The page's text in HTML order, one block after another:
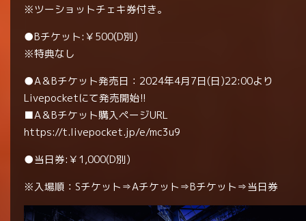
※ツーショットチェキ券付き。
●Bチケット:￥500(D別)
※特典なし
●A＆Bチケット発売日：2024年4月7日(日)22:00より
Livepocketにて発売開始!!
■A＆Bチケット購入ページURL
https://t.livepocket.jp/e/mc3u9
●当日券:￥1,000(D別)
※入場順：Sチケット⇒Aチケット⇒Bチケット⇒当日券